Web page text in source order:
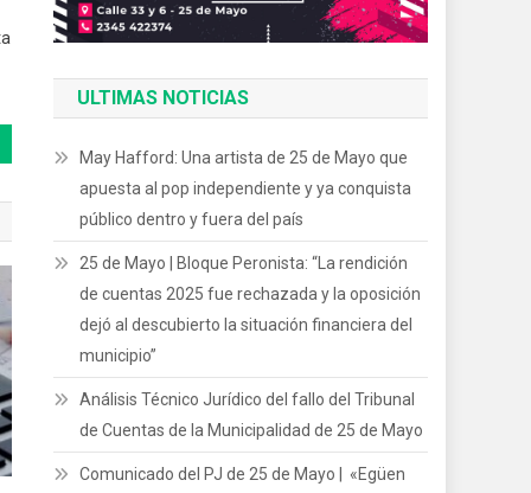
ULTIMAS NOTICIAS
May Hafford: Una artista de 25 de Mayo que
apuesta al pop independiente y ya conquista
público dentro y fuera del país
25 de Mayo | Bloque Peronista: “La rendición
de cuentas 2025 fue rechazada y la oposición
dejó al descubierto la situación financiera del
municipio”
Análisis Técnico Jurídico del fallo del Tribunal
de Cuentas de la Municipalidad de 25 de Mayo
Comunicado del PJ de 25 de Mayo | «Egüen